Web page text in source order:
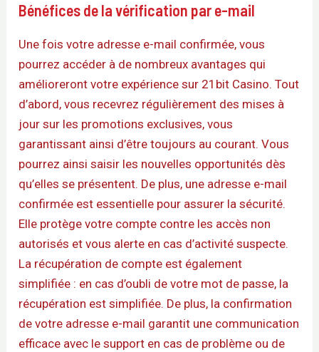
Bénéfices de la vérification par e-mail
Une fois votre adresse e-mail confirmée, vous
pourrez accéder à de nombreux avantages qui
amélioreront votre expérience sur 21bit Casino. Tout
d’abord, vous recevrez régulièrement des mises à
jour sur les promotions exclusives, vous
garantissant ainsi d’être toujours au courant. Vous
pourrez ainsi saisir les nouvelles opportunités dès
qu’elles se présentent. De plus, une adresse e-mail
confirmée est essentielle pour assurer la sécurité.
Elle protège votre compte contre les accès non
autorisés et vous alerte en cas d’activité suspecte.
La récupération de compte est également
simplifiée : en cas d’oubli de votre mot de passe, la
récupération est simplifiée. De plus, la confirmation
de votre adresse e-mail garantit une communication
efficace avec le support en cas de problème ou de